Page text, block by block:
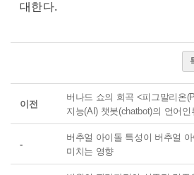
대한다.
이전
버나드 쇼의 희곡 <피그말리온
지능(AI) 챗봇(chatbot)의 언어
-
버추얼 아이돌 특성이 버추얼
미치는 영향